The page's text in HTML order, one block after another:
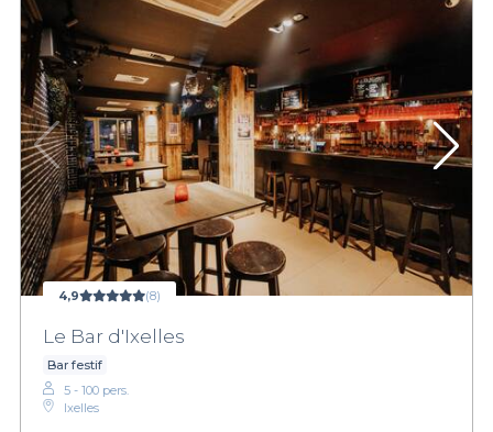
4,9 (8)
Le Bar d'Ixelles
Bar festif
5 - 100 pers.
Ixelles